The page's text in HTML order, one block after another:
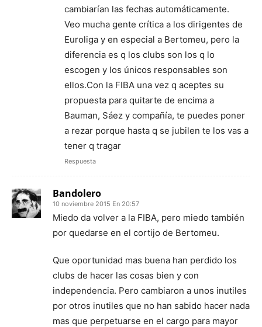
cambiarían las fechas automáticamente.
Veo mucha gente crítica a los dirigentes de
Euroliga y en especial a Bertomeu, pero la
diferencia es q los clubs son los q lo
escogen y los únicos responsables son
ellos.Con la FIBA una vez q aceptes su
propuesta para quitarte de encima a
Bauman, Sáez y compañía, te puedes poner
a rezar porque hasta q se jubilen te los vas a
tener q tragar
Respuesta
Bandolero
10 noviembre 2015 En 20:57
Miedo da volver a la FIBA, pero miedo también
por quedarse en el cortijo de Bertomeu.
Que oportunidad mas buena han perdido los
clubs de hacer las cosas bien y con
independencia. Pero cambiaron a unos inutiles
por otros inutiles que no han sabido hacer nada
mas que perpetuarse en el cargo para mayor